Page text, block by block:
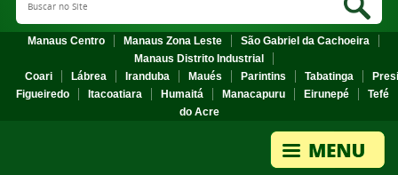
Manaus Centro Manaus Zona Leste
São Gabriel da Cachoeira
Manaus Distrito Industrial
Coari
Lábrea Iranduba Maués Parintins Tabatinga
Figueiredo
Itacoatiara Humaitá Manacapuru Eirunepé
Tefé
do Acre